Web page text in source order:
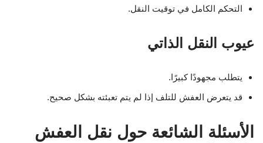
التحكم الكامل في توقيت النقل.
عيوب النقل الذاتي
يتطلب مجهودًا كبيرًا.
قد يتعرض العفش للتلف إذا لم يتم تعبئته بشكل صحيح.
الأسئلة الشائعة حول نقل العفش